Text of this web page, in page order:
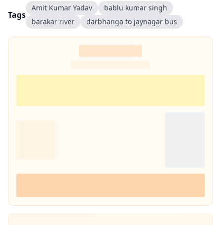
Tags
Amit Kumar Yadav
bablu kumar singh
barakar river
darbhanga to jaynagar bus